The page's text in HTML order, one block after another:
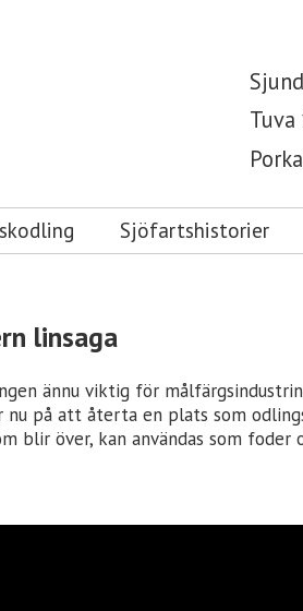
Tuva
Sjöfartshistorier
linsaga
ännu viktig för
på att återta en plats som
blir över, kan användas som